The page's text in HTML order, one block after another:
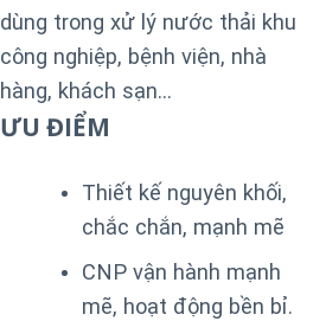
dùng trong xử lý nước thải khu
công nghiệp, bệnh viện, nhà
hàng, khách sạn…
ƯU ĐIỂM
Thiết kế nguyên khối,
chắc chắn, mạnh mẽ
CNP vận hành mạnh
mẽ, hoạt động bền bỉ.